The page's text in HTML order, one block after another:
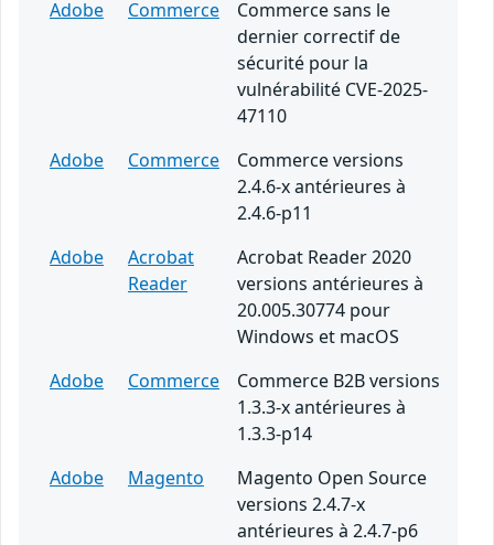
Adobe Commerce
Commerce sans le
dernier correctif de
sécurité pour la
vulnérabilité CVE-2025-
47110
Adobe
Commerce
Commerce versions
2.4.6-x antérieures à
2.4.6-p11
Adobe
Acrobat
Reader
Acrobat Reader 2020
versions antérieures à
20.005.30774 pour
Windows et macOS
Adobe
Commerce
Commerce B2B versions
1.3.3-x antérieures à
1.3.3-p14
Adobe
Magento
Magento Open Source
versions 2.4.7-x
antérieures à 2.4.7-p6